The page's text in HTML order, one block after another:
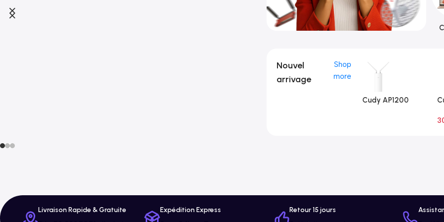
Nouvel
arrivage
Shop
more
Cudy AP1200
Livraison Rapide & Gratuite Expédition Express Retour 15 jours